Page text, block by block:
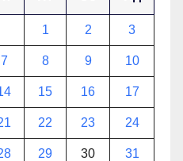
1 2 3
7 8 9 10
15 16 17
22 23 24
29 30 31